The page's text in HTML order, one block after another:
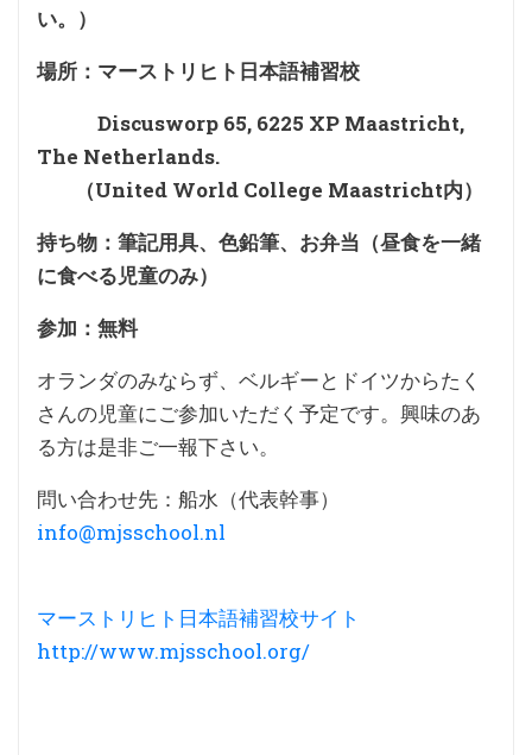
い。）
場所：マーストリヒト日本語補習校
Discusworp 65, 6225 XP Maastricht,
The Netherlands.
（United World College Maastricht内）
持ち物：筆記用具、色鉛筆、お弁当（昼食を一緒
に食べる児童のみ）
参加：無料
オランダのみならず、ベルギーとドイツからたく
さんの児童にご参加いただく予定です。興味のあ
る方は是非ご一報下さい。
問い合わせ先：船水（代表幹事）
info@mjsschool.nl
マーストリヒト日本語補習校サイト
http://www.mjsschool.org/